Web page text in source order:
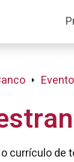
currículo de